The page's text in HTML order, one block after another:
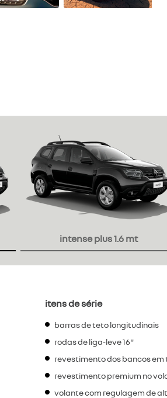
intense plus 1.6 mt
itens de série
barras de teto longitudinais
rodas de liga-leve 16"
revestimento dos bancos em
revestimento premium no
volante com regulagem de